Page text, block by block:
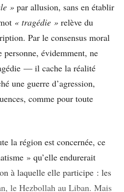
» par allusion, sans en établir
« tragédie » relève du
Par le consensus moral
évidemment, ne
— il cache la réalité
une guerre d’agression,
comme pour toute
la région est concernée, ce
» qu’elle endurerait
à laquelle elle participe : les
le Hezbollah au Liban. Mais